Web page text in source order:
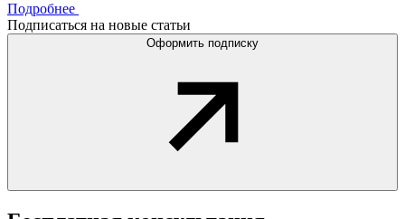
Подробнее
Подписаться на новые статьи
Оформить подписку